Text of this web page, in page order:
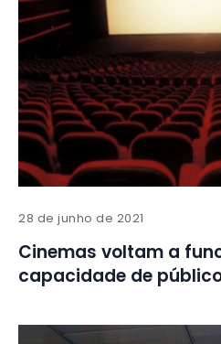
28 de junho de 2021
Cinemas voltam a
capacidade de